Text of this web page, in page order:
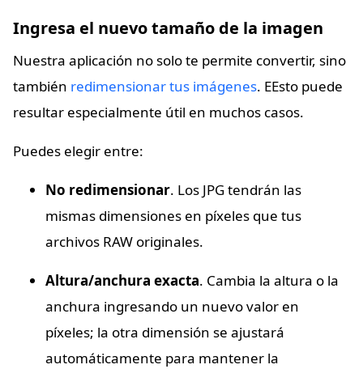
Ingresa el nuevo tamaño de la imagen
Nuestra aplicación no solo te permite convertir, sino
también redimensionar tus imágenes. EEsto puede
resultar especialmente útil en muchos casos.
Puedes elegir entre:
No redimensionar. Los JPG tendrán las
mismas dimensiones en píxeles que tus
archivos RAW originales.
Altura/anchura exacta. Cambia la altura o la
anchura ingresando un nuevo valor en
píxeles; la otra dimensión se ajustará
automáticamente para mantener la